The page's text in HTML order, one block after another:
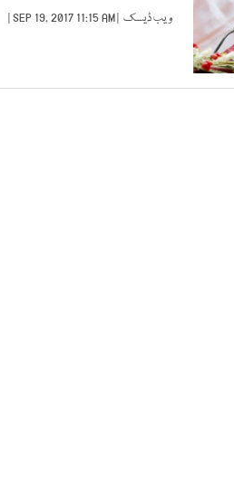
ویب ڈیسک | SEP 19, 2017 11:15 AM |